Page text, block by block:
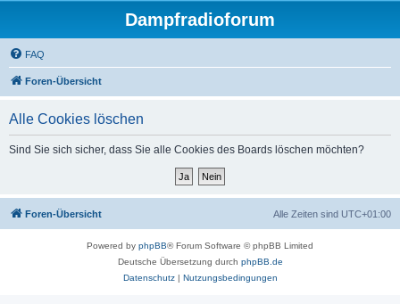
Dampfradioforum
FAQ
Foren-Übersicht
Alle Cookies löschen
Sind Sie sich sicher, dass Sie alle Cookies des Boards löschen möchten?
Foren-Übersicht Alle Zeiten sind UTC+01:00
Powered by phpBB® Forum Software © phpBB Limited
Deutsche Übersetzung durch phpBB.de
Datenschutz| Nutzungsbedingungen